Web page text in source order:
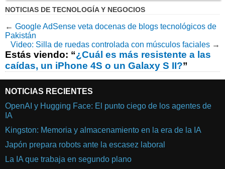
NOTICIAS DE TECNOLOGÍA Y NEGOCIOS
← Google AdSense veta docenas de blogs tecnológicos de
Pakistán
Video: Silla de ruedas controlada con músculos faciales →
Estás viendo: “¿Cuál es más resistente a las
caídas, un iPhone 4S o un Galaxy S II?”
NOTICIAS RECIENTES
OpenAI y Hugging Face: El punto ciego de los agentes de
IA
Kingston: Memoria y almacenamiento en la era de la IA
Japón prepara robots ante la escasez laboral
La IA que trabaja en segundo plano